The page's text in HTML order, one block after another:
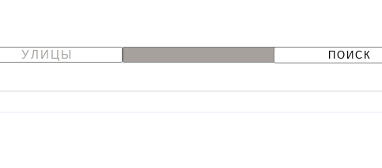
УЛИЦЫ